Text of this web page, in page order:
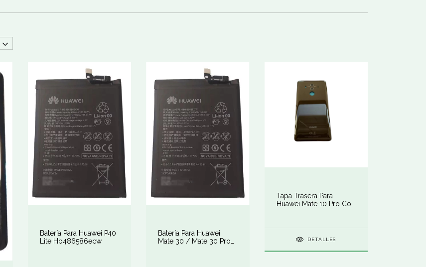
Batería Para Huawei P40
Lite Hb486586ecw
Batería Para Huawei
Mate 30 / Mate 30 Pro
Tapa Trasera Para
Huawei Mate 10 Pro Con
DETALLES